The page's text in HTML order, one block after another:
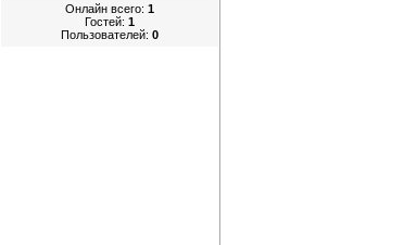
Онлайн всего: 1
Гостей: 1
Пользователей: 0